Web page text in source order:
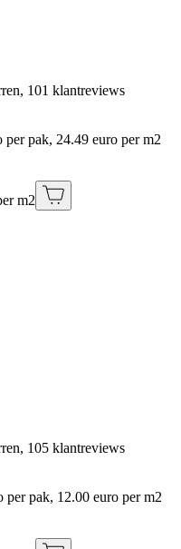
101 klantreviews
pak, 24.49 euro per m2
m2
105 klantreviews
pak, 12.00 euro per m2